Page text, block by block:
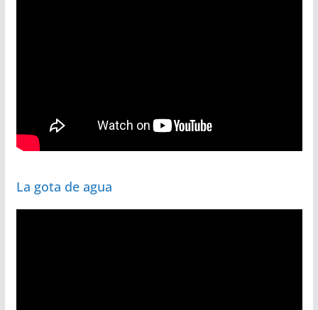
La gota de agua